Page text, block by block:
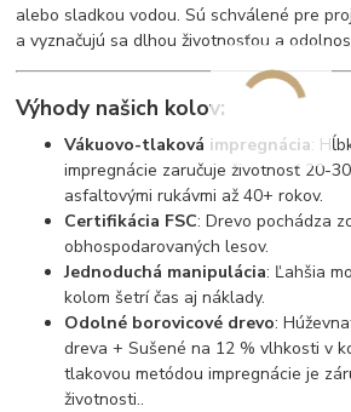
alebo sladkou vodou. Sú schválené pre
a vyznačujú sa dlhou životnosťou a
Výhody našich kolov:
Vákuovo-tlaková impregnácia:
impregnácie zaručuje životnosť 20-
asfaltovými rukávmi až 40+ rokov.
Certifikácia FSC: Drevo pochádza
obhospodarovaných lesov.
Jednoduchá manipulácia: Ľahšia
kolom šetrí čas aj náklady.
Odolné borovicové drevo:
dreva + Sušené na 12 % vlhkosti v
tlakovou metódou impregnácie je
životnosti..